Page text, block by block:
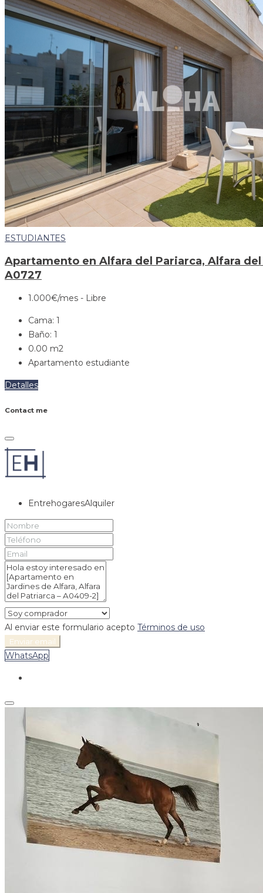
ESTUDIANTES
Apartamento en Alfara del Pariarca, Alfara
A0727
1.000€/mes - Libre
Cama: 1
Baño: 1
0.00 m2
Apartamento estudiante
Detalles
Contact me
EntrehogaresAlquiler
Al enviar este formulario acepto Términos de uso
Enviar email
WhatsApp